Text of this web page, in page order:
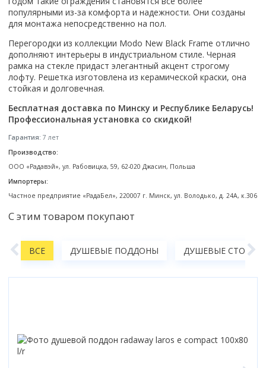
Смотреть все
Способ открывания
С раздвижной дверью
С распашной дверью
Со складной дверью
С открывающейся дверью
Высота кабины
Высокие
Низкие
200 см
До 200 см
Смотреть все
Комплектующие
Ролики
Коврик для душевой кабины
популярными из-за комфорта и надежности. Они созданы
для монтажа непосредственно на пол.
Перегородки из коллекции Modo New Black Frame отлично
дополняют интерьеры в индустриальном стиле. Черная
рамка на стекле придаст элегантный акцент строгому
лофту. Решетка изготовлена из керамической краски, она
стойкая и долговечная.
Бесплатная доставка по Минску и Республике Беларусь!
Профессиональная установка со скидкой!
Гарантия: 7 лет
Производство:
ООО «Радавэй», ул. Рабовицка, 59, 62-020 Джасин, Польша
Импортеры:
Частное предприятие «РадаБел», 220007 г. Минск, ул. Володько, д. 24А, к.306
С этим товаром покупают
ВСЕ ДУШЕВЫЕ ПОДДОНЫ ДУШЕВЫЕ